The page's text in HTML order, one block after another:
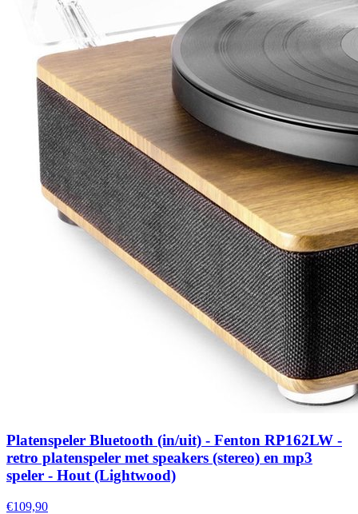
Platenspeler Bluetooth (in/uit) - Fenton RP162LW -
retro platenspeler met speakers (stereo) en mp3
speler - Hout (Lightwood)
€109,90